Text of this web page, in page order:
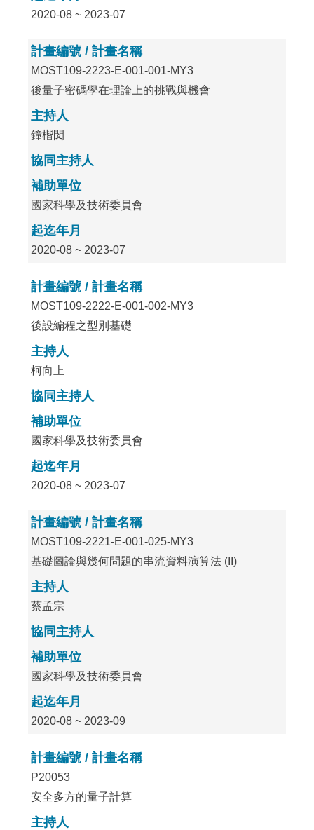
2020-08 ~ 2023-07
計畫編號 / 計畫名稱
MOST109-2223-E-001-001-MY3
後量子密碼學在理論上的挑戰與機會
主持人
鐘楷閔
協同主持人
補助單位
國家科學及技術委員會
起迄年月
2020-08 ~ 2023-07
計畫編號 / 計畫名稱
MOST109-2222-E-001-002-MY3
後設編程之型別基礎
主持人
柯向上
協同主持人
補助單位
國家科學及技術委員會
起迄年月
2020-08 ~ 2023-07
計畫編號 / 計畫名稱
MOST109-2221-E-001-025-MY3
基礎圖論與幾何問題的串流資料演算法 (II)
主持人
蔡孟宗
協同主持人
補助單位
國家科學及技術委員會
起迄年月
2020-08 ~ 2023-09
計畫編號 / 計畫名稱
P20053
安全多方的量子計算
主持人